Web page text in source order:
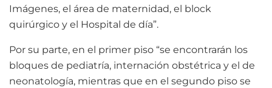
Imágenes, el área de maternidad, el block
quirúrgico y el Hospital de día”.
Por su parte, en el primer piso “se encontrarán los
bloques de pediatría, internación obstétrica y el de
neonatología, mientras que en el segundo piso se